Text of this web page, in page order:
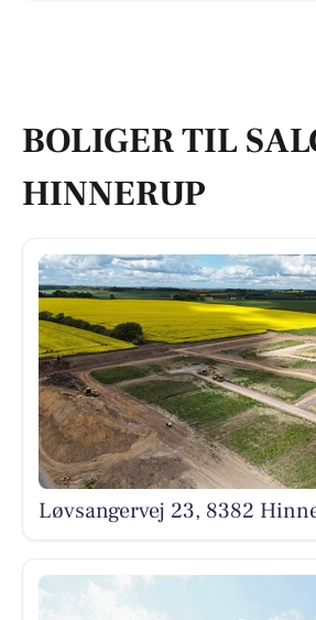
BOLIGER TIL
HINNERUP
Løvsangervej 23, 8382